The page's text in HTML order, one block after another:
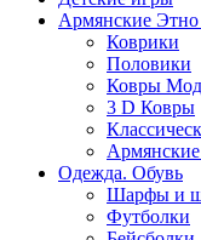
Армянские
Коврики
Половики
Ковры
3 D Ковры
Одежда. Обувь
Шарфы и
Футболки